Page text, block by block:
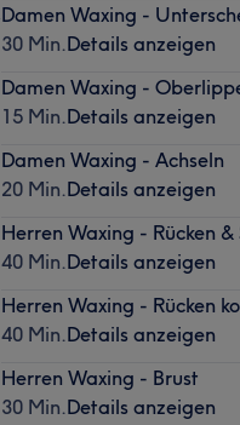
Damen Waxing -
30 Min.Details anzeigen
Damen Waxing -
15 Min.Details anzeigen
Damen Waxing - Achseln
20 Min.Details anzeigen
Herren Waxing - Rücken &
40 Min.Details anzeigen
Herren Waxing - Rücken
40 Min.Details anzeigen
Herren Waxing - Brust
30 Min.Details anzeigen